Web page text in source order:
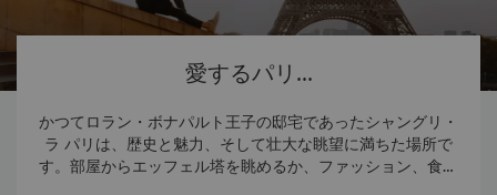
愛するパリ...
かつてロラン・ボナパルト王子の邸宅であったシャングリ・
ラ パリは、歴史と魅力、そして壮大な眺望に満ちた場所で
す。部屋からエッフェル塔を眺めるか、ファッション、食と